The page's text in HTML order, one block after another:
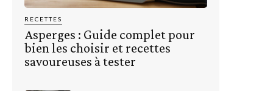
RECETTES
Asperges : Guide complet pour
bien les choisir et recettes
savoureuses à tester